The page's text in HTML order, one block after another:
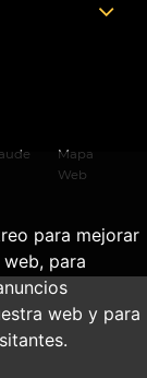
para mejorar
para
web y para
Mapa
Web